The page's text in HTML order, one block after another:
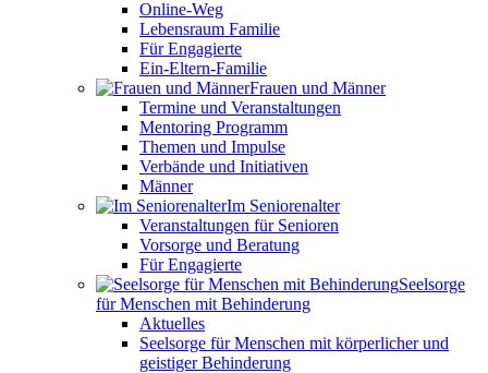
Online-Weg
Lebensraum Familie
Für Engagierte
Ein-Eltern-Familie
Frauen und Männer
Termine und Veranstaltungen
Mentoring Programm
Themen und Impulse
Verbände und Initiativen
Männer
Im Seniorenalter
Veranstaltungen für Senioren
Vorsorge und Beratung
Für Engagierte
Seelsorge
für Menschen mit Behinderung
Aktuelles
Seelsorge für Menschen mit körperlicher und
geistiger Behinderung